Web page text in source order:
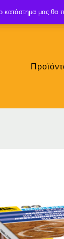
κατάστημα μας θα